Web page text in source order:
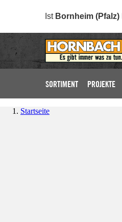
Ist Bornheim (Pfalz)
SORTIMENT PROJEKTE
Startseite